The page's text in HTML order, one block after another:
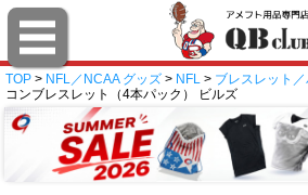
TOP > NFL／NCAA グッズ > NFL > ブレスレット
コンブレスレット（4本パック） ビルズ